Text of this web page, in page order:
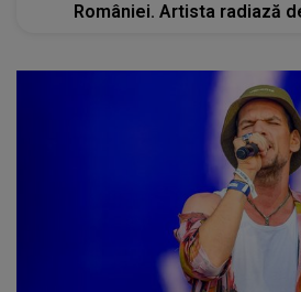
României. Artista radiază